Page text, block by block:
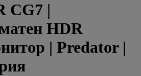
CG7 |
HDR
| Predator |